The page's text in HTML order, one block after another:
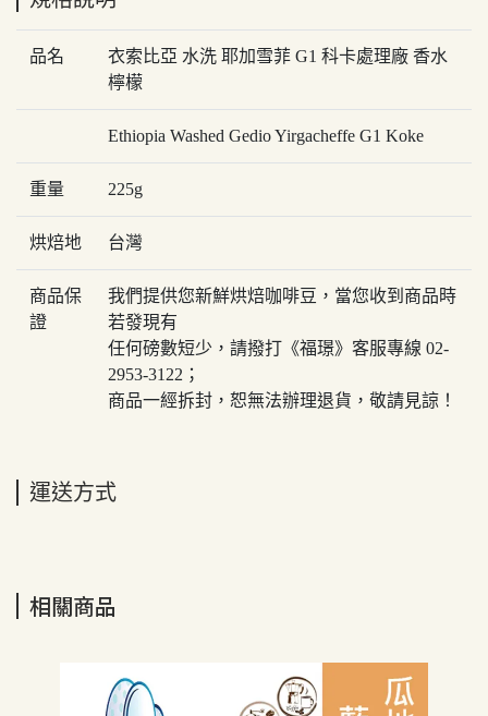
品名
衣索比亞 水洗 耶加雪菲 G1 科卡處理廠 香水
檸檬
Ethiopia Washed Gedio Yirgacheffe G1 Koke
重量 225g
烘焙地 台灣
商品保
證
我們提供您新鮮烘焙咖啡豆，當您收到商品時
若發現有
任何磅數短少，請撥打《福璟》客服專線 02-
2953-3122；
商品一經拆封，恕無法辦理退貨，敬請見諒！
運送方式
相關商品